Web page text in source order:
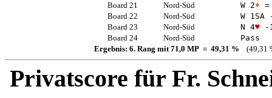
Board 21
Nord-Süd W 2♦ =
Board 22
Nord-Süd W 1SA-
Board 23
Nord-Süd N 4♥-
Board 24
Nord-Süd
Pass
Ergebnis: 6. Rang mit 71,0 MP = 49,31 % (49,31
Privatscore für Fr.